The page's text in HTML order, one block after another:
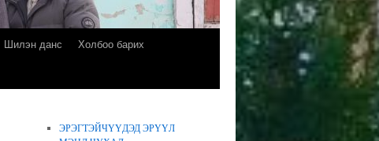
Шилэн данс
Холбоо барих
ЭРЭГТЭЙЧҮҮДЭД ЭРҮҮЛ